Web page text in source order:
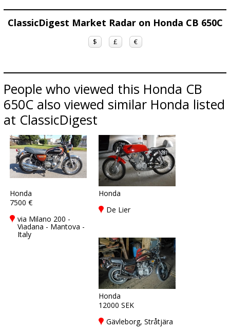
ClassicDigest Market Radar on Honda CB 650C
$ £ €
People who viewed this Honda CB
650C also viewed similar Honda listed
at ClassicDigest
Honda
7500 €
via Milano 200 -
Viadana - Mantova -
Italy
Honda
De Lier
Honda
12000 SEK
Gävleborg, Stråtjära